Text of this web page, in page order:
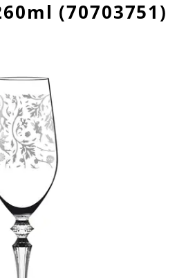
(70703751)